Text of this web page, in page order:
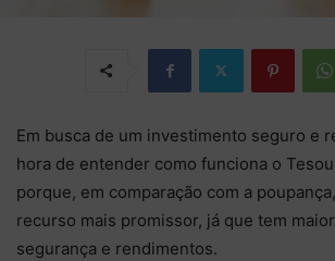
Em busca de um investimento seguro e
hora de entender como funciona o
porque, em comparação com a
recurso mais promissor, já que tem
segurança e rendimentos.